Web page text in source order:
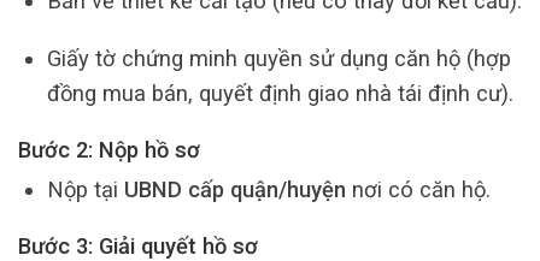
Giấy tờ chứng minh quyền sử dụng căn hộ (hợp
đồng mua bán, quyết định giao nhà tái định cư).
Bước 2: Nộp hồ sơ
Nộp tại UBND cấp quận/huyện nơi có căn hộ.
Bước 3: Giải quyết hồ sơ